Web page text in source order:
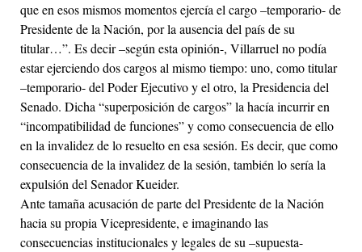
que en esos mismos momentos ejercía el cargo –temporario- de
Presidente de la Nación, por la ausencia del país de su
titular…”. Es decir –según esta opinión-, Villarruel no podía
estar ejerciendo dos cargos al mismo tiempo: uno, como titular
–temporario- del Poder Ejecutivo y el otro, la Presidencia del
Senado. Dicha “superposición de cargos” la hacía incurrir en
“incompatibilidad de funciones” y como consecuencia de ello
en la invalidez de lo resuelto en esa sesión. Es decir, que como
consecuencia de la invalidez de la sesión, también lo sería la
expulsión del Senador Kueider.
Ante tamaña acusación de parte del Presidente de la Nación
hacia su propia Vicepresidente, e imaginando las
consecuencias institucionales y legales de su –supuesta-